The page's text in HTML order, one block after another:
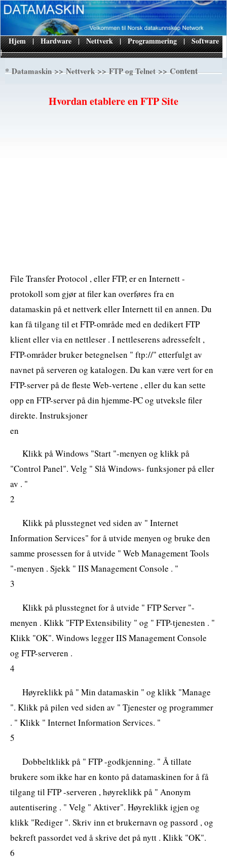
|
Hjem | Hardware | Nettverk | Programmering | Software
*Datamaskin>>Nettverk>>FTP og Telnet>> Content
Hvordan etablere en FTP Site
File Transfer Protocol , eller FTP, er en Internett -
protokoll som gjør at filer kan overføres fra en
datamaskin på et nettverk eller Internett til en annen. Du
kan få tilgang til et FTP-område med en dedikert FTP
klient eller via en nettleser . I nettleserens adressefelt ,
FTP-områder bruker betegnelsen " ftp://" etterfulgt av
navnet på serveren og katalogen. Du kan være vert for en
FTP-server på de fleste Web-vertene , eller du kan sette
opp en FTP-server på din hjemme-PC og utveksle filer
direkte. Instruksjoner
en
Klikk på Windows "Start "-menyen og klikk på
"Control Panel". Velg " Slå Windows- funksjoner på eller
av . "
2
Klikk på plusstegnet ved siden av " Internet
Information Services" for å utvide menyen og bruke den
samme prosessen for å utvide " Web Management Tools
"-menyen . Sjekk " IIS Management Console . "
3
Klikk på plusstegnet for å utvide " FTP Server "-
menyen . Klikk "FTP Extensibility " og " FTP-tjenesten . "
Klikk "OK". Windows legger IIS Management Console
og FTP-serveren .
4
Høyreklikk på " Min datamaskin " og klikk "Manage
". Klikk på pilen ved siden av " Tjenester og programmer
. " Klikk " Internet Information Services. "
5
Dobbeltklikk på " FTP -godkjenning. " Å tillate
brukere som ikke har en konto på datamaskinen for å få
tilgang til FTP -serveren , høyreklikk på " Anonym
autentisering . " Velg " Aktiver". Høyreklikk igjen og
klikk "Rediger ". Skriv inn et brukernavn og passord , og
bekreft passordet ved å skrive det på nytt . Klikk "OK".
6